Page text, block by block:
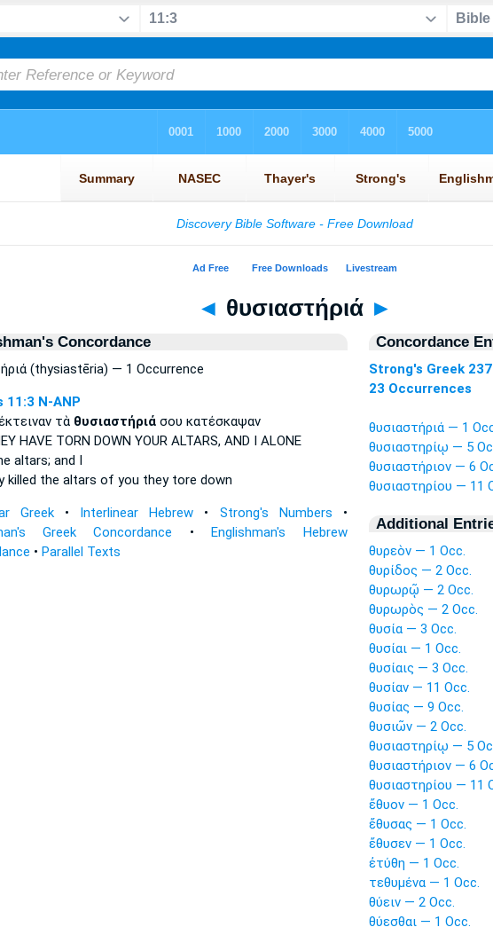
◄ θυσιαστήριά ►
Concordance
(thysiastēria) — 1 Occurrence
11:3 N-ANP
τὰ θυσιαστήριάσου κατέσκαψαν
HAVE TORN DOWN YOUR ALTARS,AND I ALONE
altars; and I
killed the altars of you they tore down
Greek• Interlinear Hebrew • Strong's Numbers •
Greek Concordance •Englishman's Hebrew
• Parallel Texts
Concordance
Strong's Greek
23 Occurrences
θυσιαστήριά — 1
θυσιαστηρίῳ — 5
θυσιαστήριον — 6
θυσιαστηρίου — 11
Additional
θυρεὸν — 1 Occ.
θυρίδος — 2 Occ.
θυρωρῷ — 2 Occ.
θυρωρὸς — 2 Occ.
θυσία — 3 Occ.
θυσίαι — 1 Occ.
θυσίαις — 3 Occ.
θυσίαν — 11 Occ.
θυσίας — 9 Occ.
θυσιῶν — 2 Occ.
θυσιαστηρίῳ — 5
θυσιαστήριον — 6
θυσιαστηρίου — 11
ἔθυον — 1 Occ.
ἔθυσας — 1 Occ.
ἔθυσεν — 1 Occ.
ἐτύθη — 1 Occ.
τεθυμένα — 1 Occ.
θύειν — 2 Occ.
θύεσθαι — 1 Occ.